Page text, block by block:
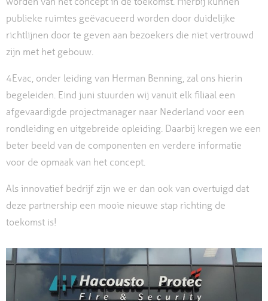
publieke ruimtes geëvacueerd worden door duidelijke
richtlijnen door te geven aan bezoekers die niet vertrouwd
zijn met het gebouw.
4Evac, onder leiding van Herman Benning, zal ons hierin
begeleiden. Eind juni stuurden wij vanuit elk filiaal een
afgevaardigde projectmanager naar Nederland voor een
rondleiding en uitgebreide opleiding. Daarbij kregen we een
beter beeld van de componenten en verdere informatie
voor de opmaak van het concept.
Als innovatief bedrijf zijn we er dan ook van overtuigd dat
deze partnership een mooie nieuwe stap richting de
toekomst is!